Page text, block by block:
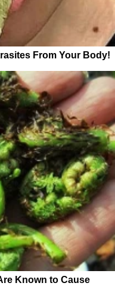
From Your Body!
Known to Cause